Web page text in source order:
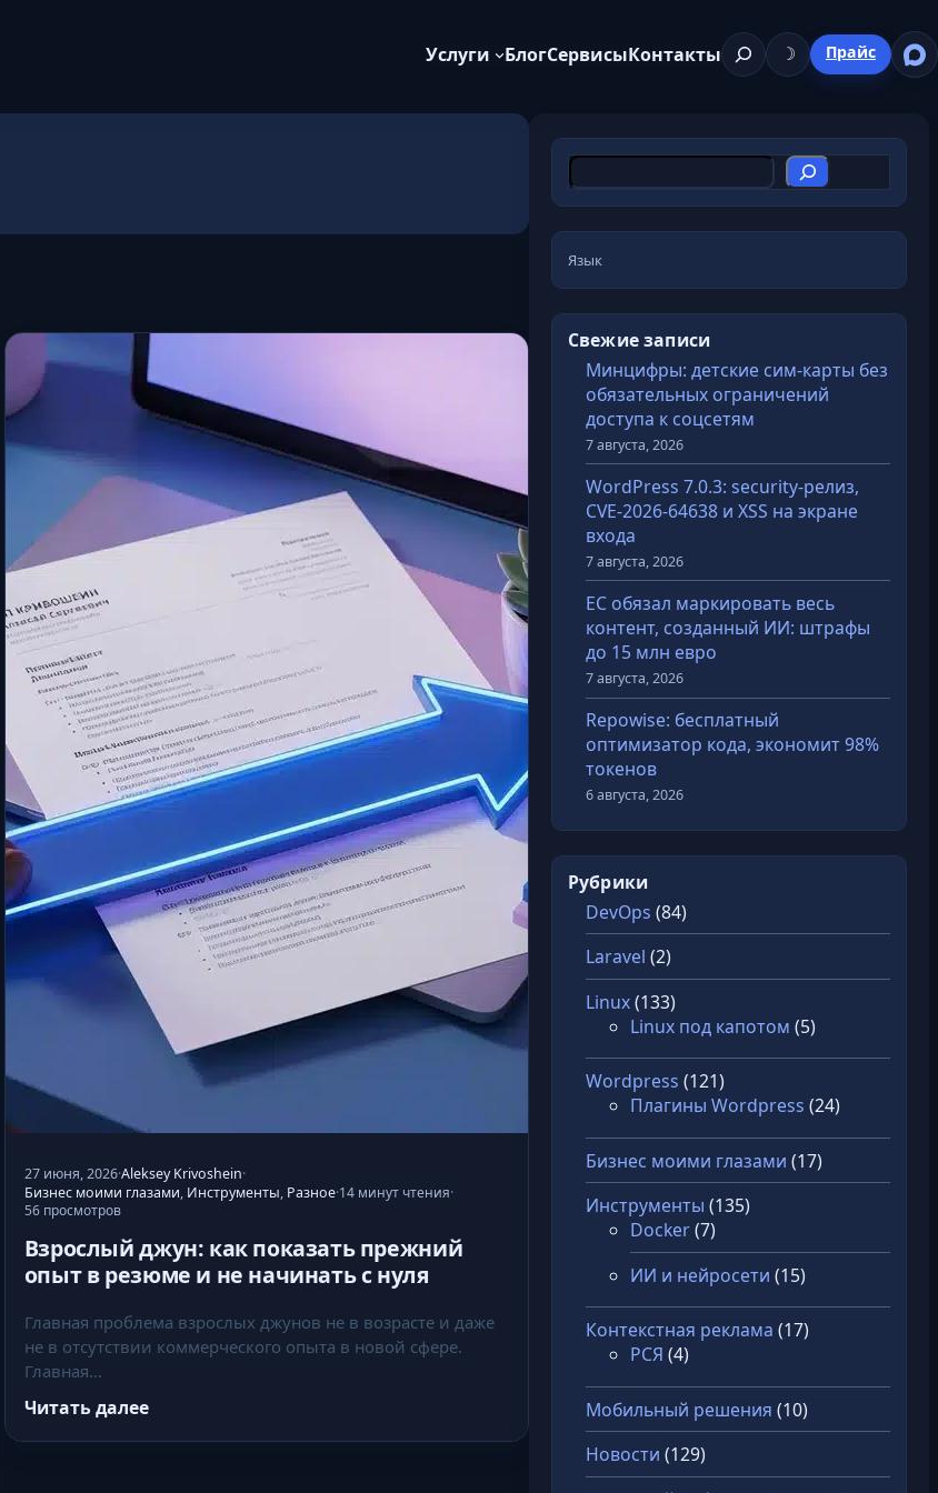
Услуги БлогСервисыКонтактыПоиск ☽ Прайс
27 июня, 2026·Aleksey Krivoshein·
Бизнес моими глазами, Инструменты, Разное·14 минут чтения·
56 просмотров
Взрослый джун: как показать прежний
опыт в резюме и не начинать с нуля
Главная проблема взрослых джунов не в возрасте и даже
не в отсутствии коммерческого опыта в новой сфере.
Главная…
Читать далее
В
П
о
и
с
к
Язык
Свежие записи
Минцифры: детские сим-карты без
обязательных ограничений
доступа к соцсетям
7 августа, 2026
WordPress 7.0.3: security-релиз,
CVE-2026-64638 и XSS на экране
входа
7 августа, 2026
ЕС обязал маркировать весь
контент, созданный ИИ: штрафы
до 15 млн евро
7 августа, 2026
Repowise: бесплатный
оптимизатор кода, экономит 98%
токенов
6 августа, 2026
Рубрики
DevOps (84)
Laravel (2)
Linux(133)
Linux под капотом (5)
Wordpress (121)
Плагины Wordpress (24)
Бизнес моими глазами (17)
Инструменты (135)
Docker(7)
ИИ и нейросети (15)
Контекстная реклама (17)
РСЯ (4)
Мобильный решения (10)
Новости (129)